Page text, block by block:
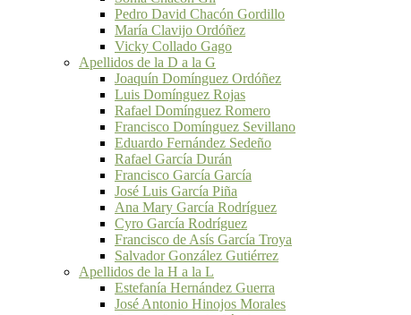
Pedro David Chacón Gordillo
María Clavijo Ordóñez
Vicky Collado Gago
Apellidos de la D a la G
Joaquín Domínguez Ordóñez
Luis Domínguez Rojas
Rafael Domínguez Romero
Francisco Domínguez Sevillano
Eduardo Fernández Sedeño
Rafael García Durán
Francisco García García
José Luis García Piña
Ana Mary García Rodríguez
Cyro García Rodríguez
Francisco de Asís García Troya
Salvador González Gutiérrez
Apellidos de la H a la L
Estefanía Hernández Guerra
José Antonio Hinojos Morales